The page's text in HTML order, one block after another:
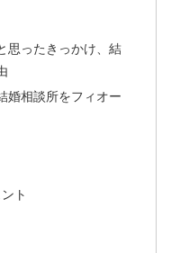
思ったきっかけ、結
婚相談所をフィオー
ト